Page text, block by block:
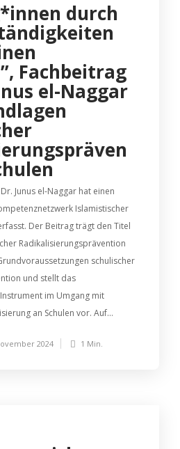
durch
Fachbeitrag
el-Naggar
Junus el-Naggar hat einen
Islamistischer
Der Beitrag trägt den Titel
Radikalisierungsprävention
schulischer
und stellt das
im Umgang mit
an Schulen vor. Auf...
2024 1 Min.